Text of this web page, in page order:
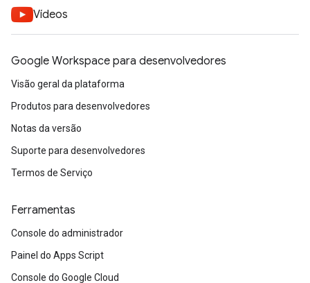
Vídeos
Google Workspace para desenvolvedores
Visão geral da plataforma
Produtos para desenvolvedores
Notas da versão
Suporte para desenvolvedores
Termos de Serviço
Ferramentas
Console do administrador
Painel do Apps Script
Console do Google Cloud